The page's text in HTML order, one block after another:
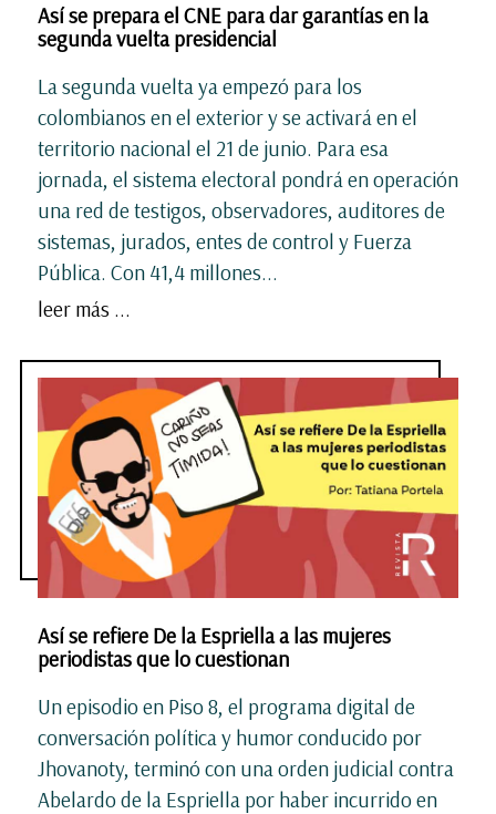
Así se prepara el CNE para dar garantías en la
segunda vuelta presidencial
La segunda vuelta ya empezó para los
colombianos en el exterior y se activará en el
territorio nacional el 21 de junio. Para esa
jornada, el sistema electoral pondrá en operación
una red de testigos, observadores, auditores de
sistemas, jurados, entes de control y Fuerza
Pública. Con 41,4 millones...
leer más ...
Así se refiere De la Espriella a las mujeres
periodistas que lo cuestionan
Un episodio en Piso 8, el programa digital de
conversación política y humor conducido por
Jhovanoty, terminó con una orden judicial contra
Abelardo de la Espriella por haber incurrido en